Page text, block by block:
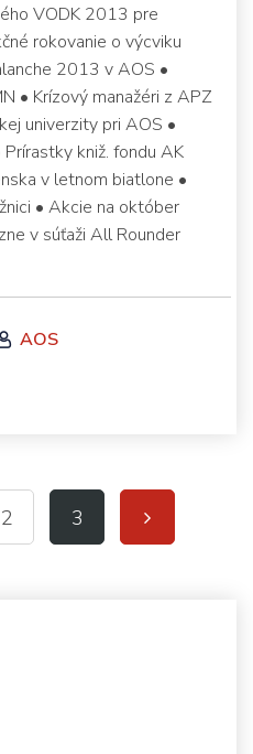
VODK 2013 pre
rokovanie o výcviku
2013 v AOS •
• Krízový manažéri z APZ
univerzity pri AOS •
kniž. fondu AK
v letnom biatlone •
• Akcie na október
v súťaži All Rounder
AOS
2 3